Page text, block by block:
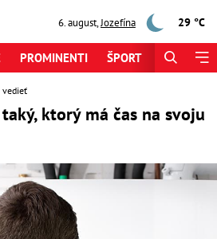
6. august,Jozefína 29 °C
PROMINENTI ŠPORT
vedieť
ktorý má čas na svoju